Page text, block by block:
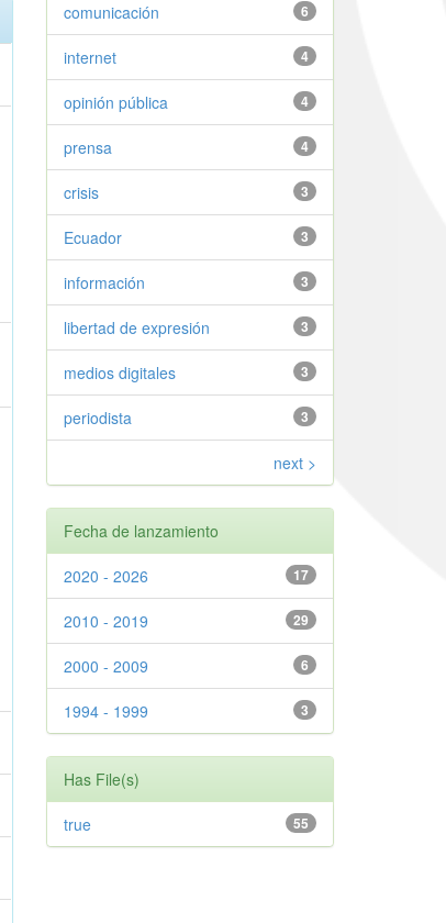
6
comunicación
4
internet
4
opinión pública
4
prensa
3
crisis
3
Ecuador
3
información
3
libertad de expresión
3
medios digitales
3
periodista
next >
Fecha de lanzamiento
17
2020 - 2026
29
2010 - 2019
6
2000 - 2009
3
1994 - 1999
Has File(s)
55
true